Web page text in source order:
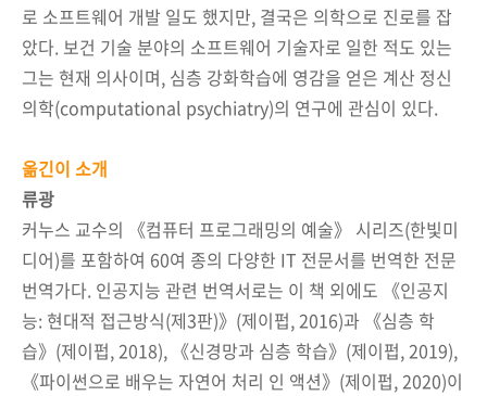
로 소프트웨어 개발 일도 했지만, 결국은 의학으로 진로를 잡
았다. 보건 기술 분야의 소프트웨어 기술자로 일한 적도 있는
그는 현재 의사이며, 심층 강화학습에 영감을 얻은 계산 정신
의학(computational psychiatry)의 연구에 관심이 있다.
옮긴이 소개
류광
커누스 교수의 《컴퓨터 프로그래밍의 예술》 시리즈(한빛미
디어)를 포함하여 60여 종의 다양한 IT 전문서를 번역한 전문
번역가다. 인공지능 관련 번역서로는 이 책 외에도 《인공지
능: 현대적 접근방식(제3판)》(제이펍, 2016)과 《심층 학
습》(제이펍, 2018), 《신경망과 심층 학습》(제이펍, 2019),
《파이썬으로 배우는 자연어 처리 인 액션》(제이펍, 2020)이